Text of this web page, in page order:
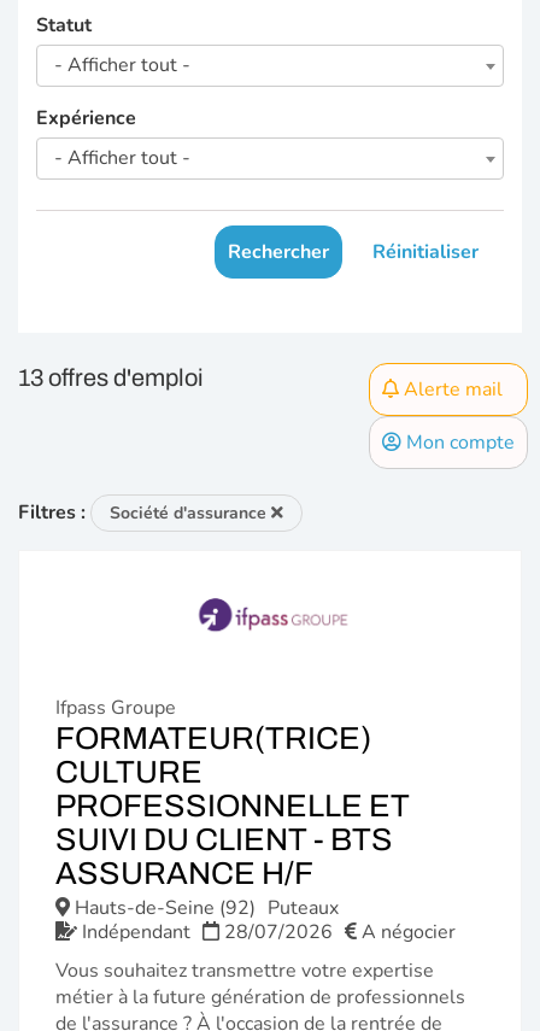
Statut
- Afficher tout -
Expérience
- Afficher tout -
Rechercher Réinitialiser
13 offres d'emploi
Alerte mail
Mon compte
Filtres : Société d'assurance
Ifpass Groupe
FORMATEUR(TRICE)
CULTURE
PROFESSIONNELLE ET
SUIVI DU CLIENT - BTS
ASSURANCE H/F
FENÊTRE)
Hauts-de-Seine (92) Puteaux
Indépendant
28/07/2026
A négocier
Vous souhaitez transmettre votre expertise
métier à la future génération de professionnels
de l'assurance ? À l'occasion de la rentrée de